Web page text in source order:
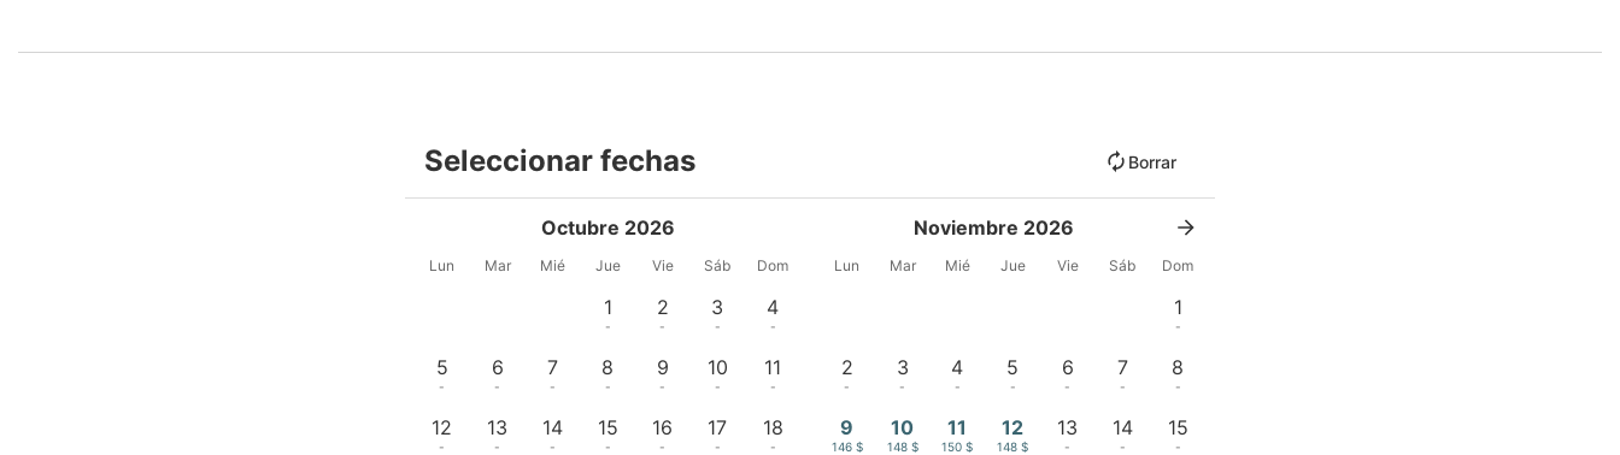
Seleccionar fechas Borrar
Octubre 2026
Lun Mar Mié Jue Vie Sáb Dom
1
-
2
-
3
-
4
-
5
-
6
-
7
-
8
-
9
-
10
-
11
-
12
-
13
-
14
-
15
-
16
-
17
-
18
-
Noviembre 2026
Lun Mar Mié Jue Vie Sáb Dom
1
-
2
-
3
-
4
-
5
-
6
-
7
-
8
-
9
146 $
10
148 $
11
150 $
12
148 $
13
-
14
-
15
-